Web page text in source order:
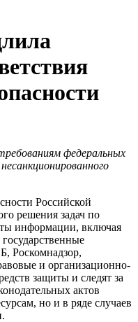
федеральных
Российской
решения задач по
информации, включая
Роскомнадзор,
и организационно-
защиты и следят за
актов
но и в ряде случаев